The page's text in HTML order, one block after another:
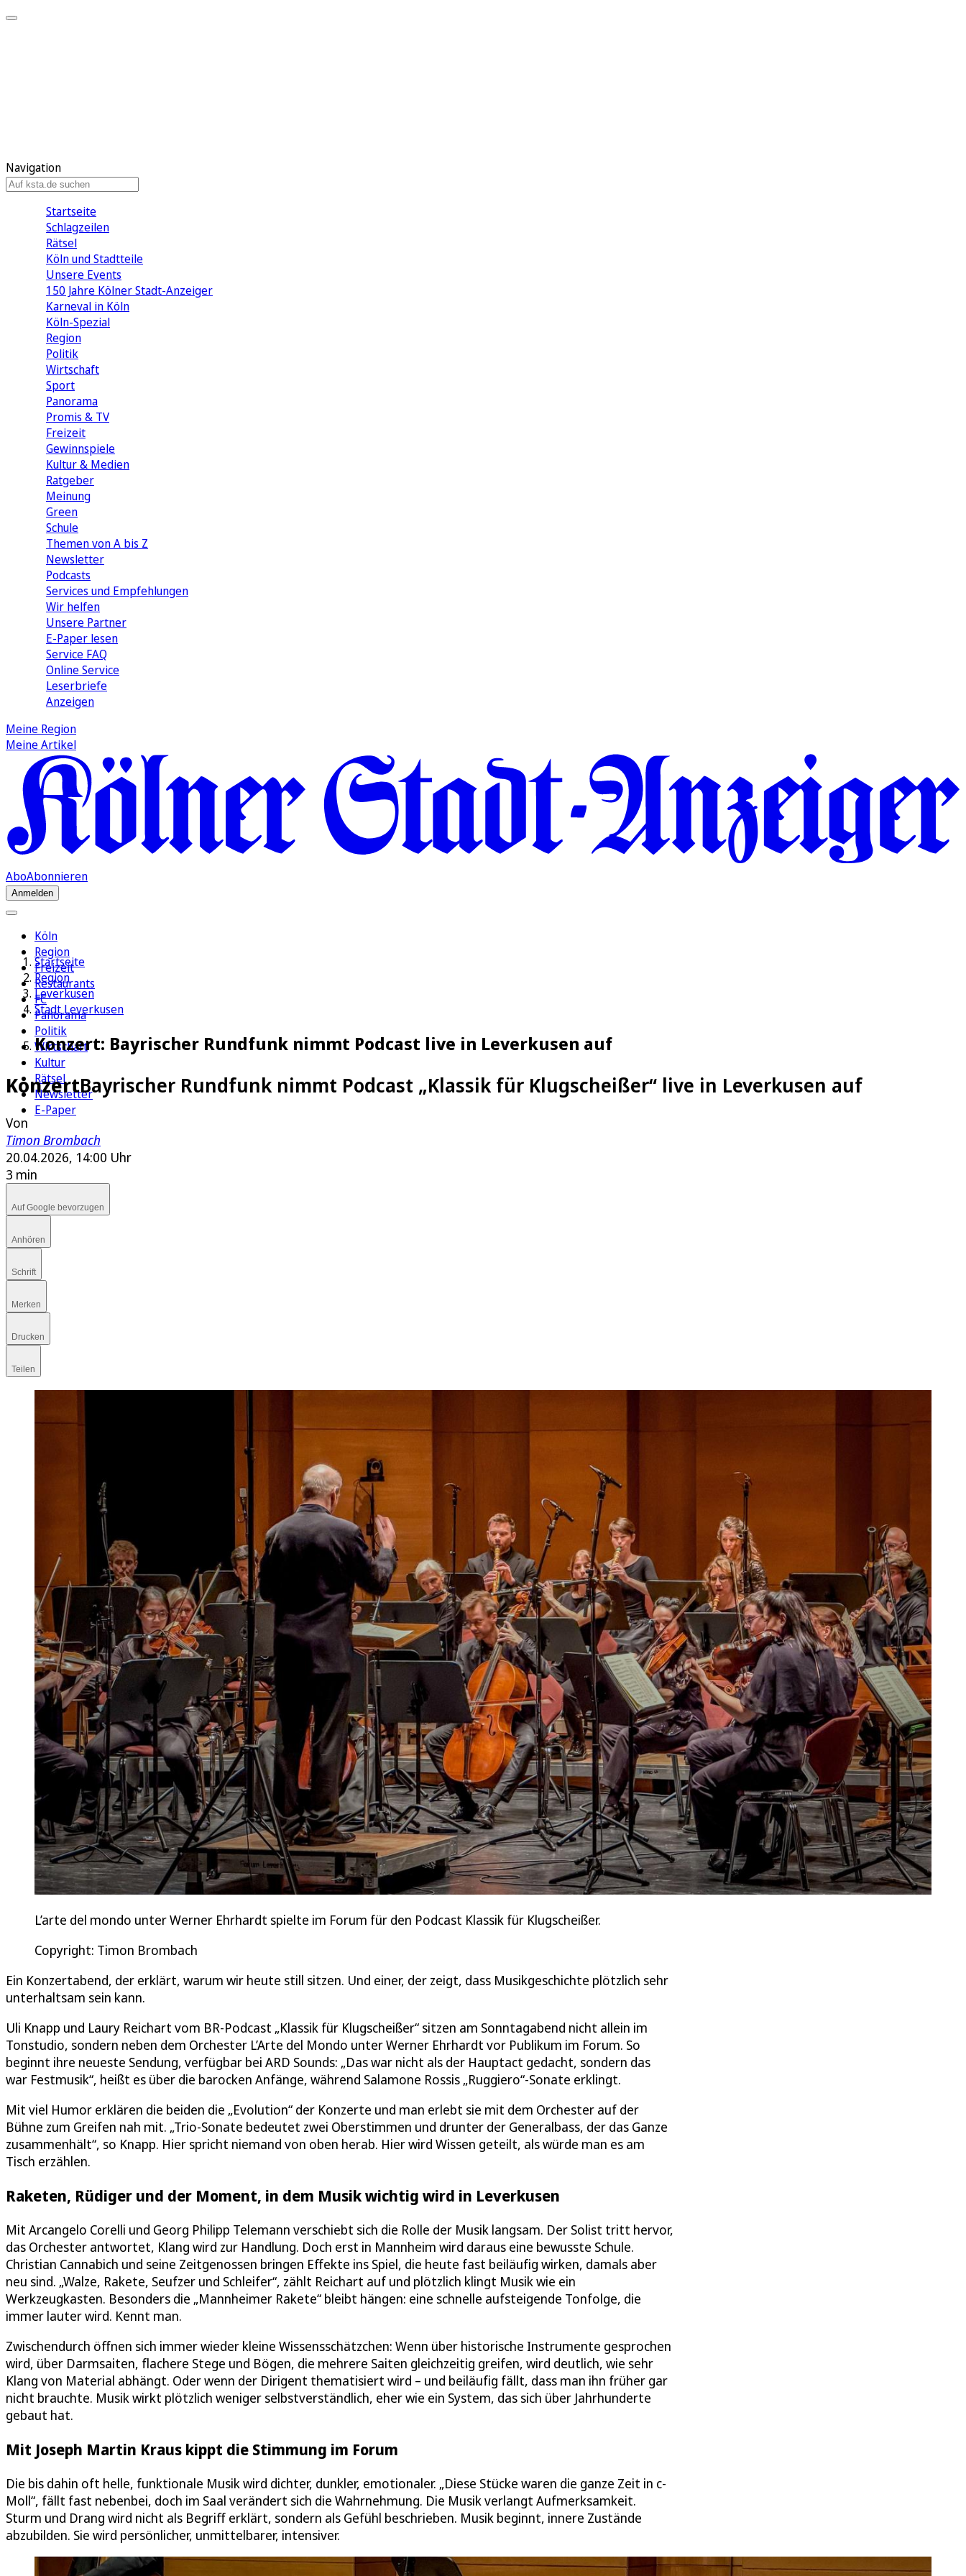
Navigation
Startseite
Schlagzeilen
Rätsel
Köln und Stadtteile
Unsere Events
150 Jahre Kölner Stadt-Anzeiger
Karneval in Köln
Köln-Spezial
Region
Politik
Wirtschaft
Sport
Panorama
Promis & TV
Freizeit
Gewinnspiele
Kultur & Medien
Ratgeber
Meinung
Green
Schule
Themen von A bis Z
Newsletter
Podcasts
Services und Empfehlungen
Wir helfen
Unsere Partner
E-Paper lesen
Service FAQ
Online Service
Leserbriefe
Anzeigen
Meine Region
Meine Artikel
AboAbonnieren
Anmelden
Köln
Region
Freizeit
Restaurants
FC
Panorama
Politik
Wirtschaft
Kultur
Rätsel
Newsletter
E-Paper
Startseite
Region
Leverkusen
Stadt Leverkusen
Konzert: Bayrischer Rundfunk nimmt Podcast live in Leverkusen auf
KonzertBayrischer Rundfunk nimmt Podcast „Klassik für Klugscheißer“ live in Leverkusen auf
Von
Timon Brombach
20.04.2026, 14:00 Uhr
3 min
Auf Google bevorzugen
Anhören
Schrift
Merken
Drucken
Teilen
L’arte del mondo unter Werner Ehrhardt spielte im Forum für den Podcast Klassik für Klugscheißer.
Copyright: Timon Brombach
Ein Konzertabend, der erklärt, warum wir heute still sitzen. Und einer, der zeigt, dass Musikgeschichte plötzlich sehr
unterhaltsam sein kann.
Uli Knapp und Laury Reichart vom BR-Podcast „Klassik für Klugscheißer“ sitzen am Sonntagabend nicht allein im
Tonstudio, sondern neben dem Orchester L’Arte del Mondo unter Werner Ehrhardt vor Publikum im Forum. So
beginnt ihre neueste Sendung, verfügbar bei ARD Sounds: „Das war nicht als der Hauptact gedacht, sondern das
war Festmusik“, heißt es über die barocken Anfänge, während Salamone Rossis „Ruggiero“-Sonate erklingt.
Mit viel Humor erklären die beiden die „Evolution“ der Konzerte und man erlebt sie mit dem Orchester auf der
Bühne zum Greifen nah mit. „Trio-Sonate bedeutet zwei Oberstimmen und drunter der Generalbass, der das Ganze
zusammenhält“, so Knapp. Hier spricht niemand von oben herab. Hier wird Wissen geteilt, als würde man es am
Tisch erzählen.
Raketen, Rüdiger und der Moment, in dem Musik wichtig wird in Leverkusen
Mit Arcangelo Corelli und Georg Philipp Telemann verschiebt sich die Rolle der Musik langsam. Der Solist tritt hervor,
das Orchester antwortet, Klang wird zur Handlung. Doch erst in Mannheim wird daraus eine bewusste Schule.
Christian Cannabich und seine Zeitgenossen bringen Effekte ins Spiel, die heute fast beiläufig wirken, damals aber
neu sind. „Walze, Rakete, Seufzer und Schleifer“, zählt Reichart auf und plötzlich klingt Musik wie ein
Werkzeugkasten. Besonders die „Mannheimer Rakete“ bleibt hängen: eine schnelle aufsteigende Tonfolge, die
immer lauter wird. Kennt man.
Zwischendurch öffnen sich immer wieder kleine Wissensschätzchen: Wenn über historische Instrumente gesprochen
wird, über Darmsaiten, flachere Stege und Bögen, die mehrere Saiten gleichzeitig greifen, wird deutlich, wie sehr
Klang von Material abhängt. Oder wenn der Dirigent thematisiert wird – und beiläufig fällt, dass man ihn früher gar
nicht brauchte. Musik wirkt plötzlich weniger selbstverständlich, eher wie ein System, das sich über Jahrhunderte
gebaut hat.
Mit Joseph Martin Kraus kippt die Stimmung im Forum
Die bis dahin oft helle, funktionale Musik wird dichter, dunkler, emotionaler. „Diese Stücke waren die ganze Zeit in c-
Moll“, fällt fast nebenbei, doch im Saal verändert sich die Wahrnehmung. Die Musik verlangt Aufmerksamkeit.
Sturm und Drang wird nicht als Begriff erklärt, sondern als Gefühl beschrieben. Musik beginnt, innere Zustände
abzubilden. Sie wird persönlicher, unmittelbarer, intensiver.